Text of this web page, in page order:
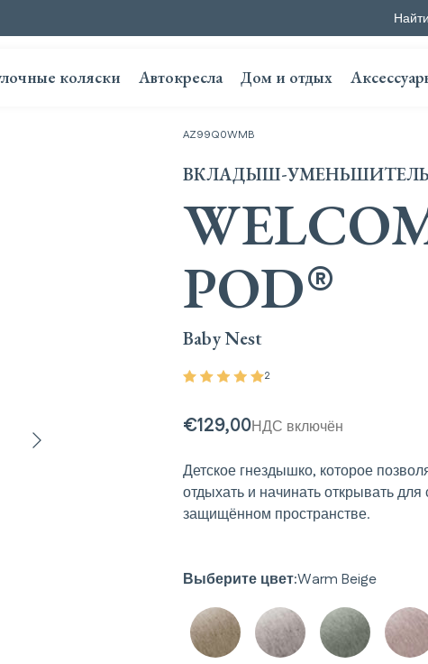
коляски Автокресла Дом и отдых
AZ99Q0WMB
ВКЛАДЫШ-
POD®
Baby Nest
2
€129,00НДС включён
Детское гнездышко, которое
отдыхать и начинать открывать
защищённом пространстве.
Выберите цвет:Warm Beige